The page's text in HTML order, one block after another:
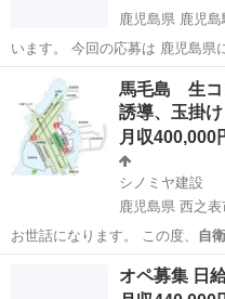
鹿児島県 鹿児島
います。 今回の応募は 鹿児島
★ 就…
鹿児島 鹿児島市 鹿児島駅
馬毛島 生コ
誘導、玉掛
月収400,000
シノミヤ建設
鹿児島県 西之表
お世話になります。 この度、 自
ント、給… 西之表市 その他
オペ募集 日